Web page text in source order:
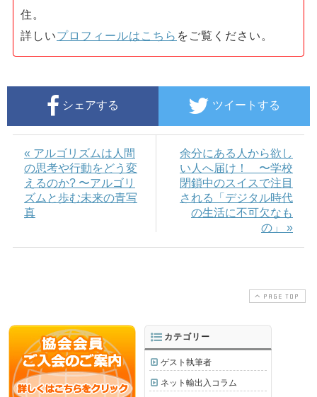
住。
詳しいプロフィールはこちら をご覧ください。
シェアする ツイートする
« アルゴリズムは人間
の思考や行動をどう変
えるのか? 〜アルゴリ
ズムと歩む未来の青写
真
余分にある人から欲し
い人へ届け！ 〜学校
閉鎖中のスイスで注目
される「デジタル時代
の生活に不可欠なも
の」 »
PAGE TOP
カテゴリー
ゲスト執筆者
ネット輸出入コラム